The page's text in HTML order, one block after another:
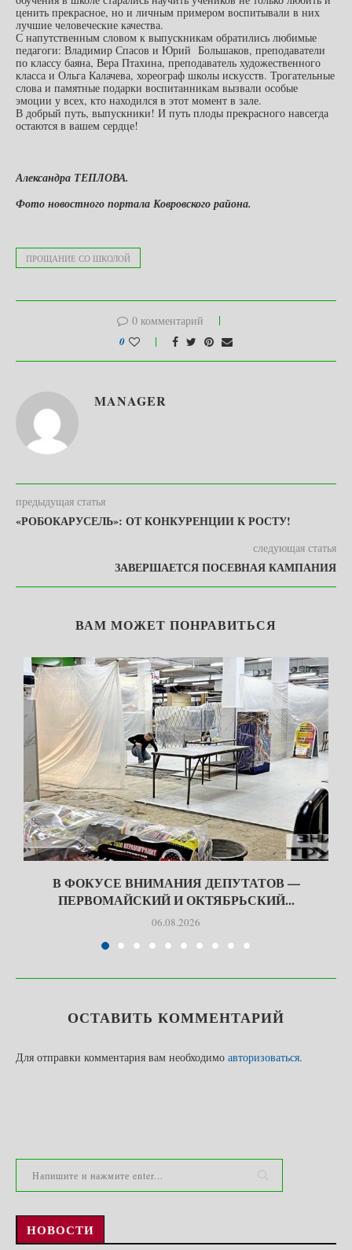
ценить прекрасное, но и личным примером воспитывали в них
лучшие человеческие качества.
С напутственным словом к выпускникам обратились любимые
педагоги: Владимир Спасов и Юрий Большаков, преподаватели
по классу баяна, Вера Птахина, преподаватель художественного
класса и Ольга Калачева, хореограф школы искусств. Трогательные
слова и памятные подарки воспитанникам вызвали особые
эмоции у всех, кто находился в этот момент в зале.
В добрый путь, выпускники! И путь плоды прекрасного навсегда
остаются в вашем сердце!
Александра ТЕПЛОВА.
Фото новостного портала Ковровского района.
ПРОЩАНИЕ СО ШКОЛОЙ
0 комментарий
0
MANAGER
предыдущая статья
«РОБОКАРУСЕЛЬ»: ОТ КОНКУРЕНЦИИ К РОСТУ!
следующая статья
ЗАВЕРШАЕТСЯ ПОСЕВНАЯ КАМПАНИЯ
ВАМ МОЖЕТ ПОНРАВИТЬСЯ
В ФОКУСЕ ВНИМАНИЯ ДЕПУТАТОВ —
ПЕРВОМАЙСКИЙ И ОКТЯБРЬСКИЙ...
06.08.2026
ОСТАВИТЬ КОММЕНТАРИЙ
Для отправки комментария вам необходимо авторизоваться.
НОВОСТИ